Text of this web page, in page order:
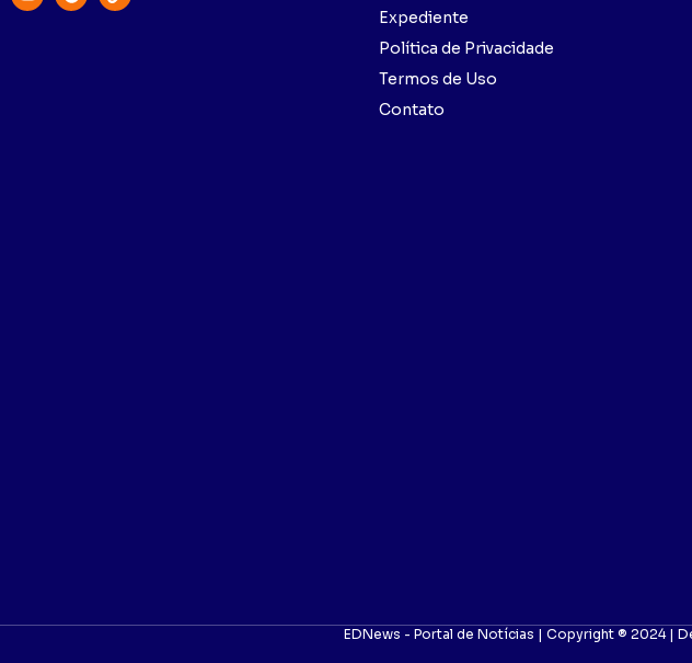
Expediente
Política de Privacidade
Termos de Uso
Contato
EDNews - Portal de Notícias | Copyright ® 2024 |